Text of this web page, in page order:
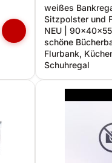
weißes
Sitzpolster und
NEU |
schöne
Flurbank,
Schuhregal